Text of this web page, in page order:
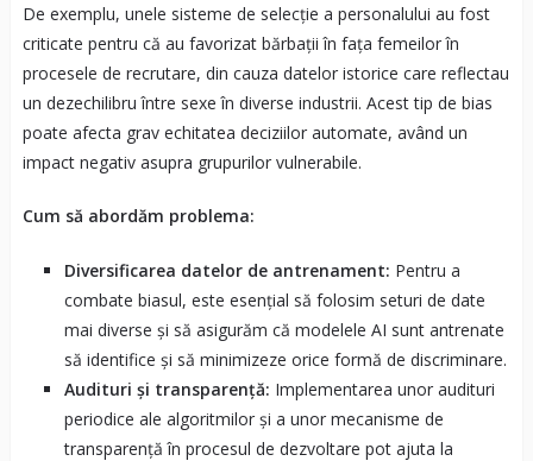
De exemplu, unele sisteme de selecție a personalului au fost
criticate pentru că au favorizat bărbații în fața femeilor în
procesele de recrutare, din cauza datelor istorice care reflectau
un dezechilibru între sexe în diverse industrii. Acest tip de bias
poate afecta grav echitatea deciziilor automate, având un
impact negativ asupra grupurilor vulnerabile.
Cum să abordăm problema:
Diversificarea datelor de antrenament: Pentru a
combate biasul, este esențial să folosim seturi de date
mai diverse și să asigurăm că modelele AI sunt antrenate
să identifice și să minimizeze orice formă de discriminare.
Audituri și transparență: Implementarea unor audituri
periodice ale algoritmilor și a unor mecanisme de
transparență în procesul de dezvoltare pot ajuta la